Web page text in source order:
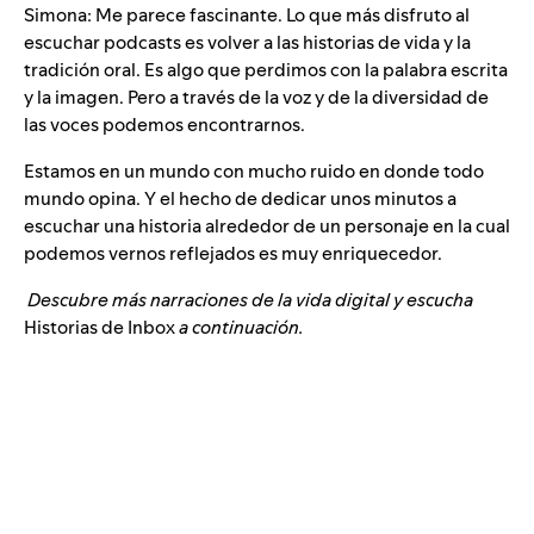
Simona: Me parece fascinante. Lo que más disfruto al
escuchar podcasts es volver a las historias de vida y la
tradición oral. Es algo que perdimos con la palabra escrita
y la imagen. Pero a través de la voz y de la diversidad de
las voces podemos encontrarnos.
Estamos en un mundo con mucho ruido en donde todo
mundo opina. Y el hecho de dedicar unos minutos a
escuchar una historia alrededor de un personaje en la cual
podemos vernos reflejados es muy enriquecedor.
Descubre más narraciones de la vida digital y escucha
Historias de Inboxa continuación.